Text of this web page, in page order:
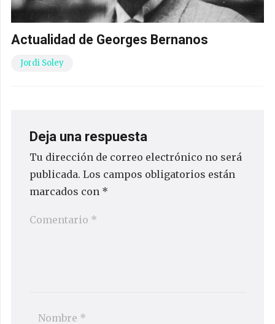
Actualidad de Georges Bernanos
Jordi Soley
Deja una respuesta
Tu dirección de correo electrónico no será
publicada. Los campos obligatorios están
marcados con *